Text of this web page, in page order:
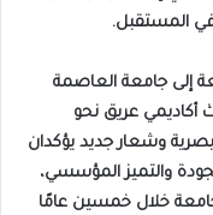
في المستقبل.
إلى جامعة العاصمة
أكاديمي عريق نحو
بصرية وشعار جديد يؤكدان
والتميز المؤسسي،
خلال خمسين عامًا